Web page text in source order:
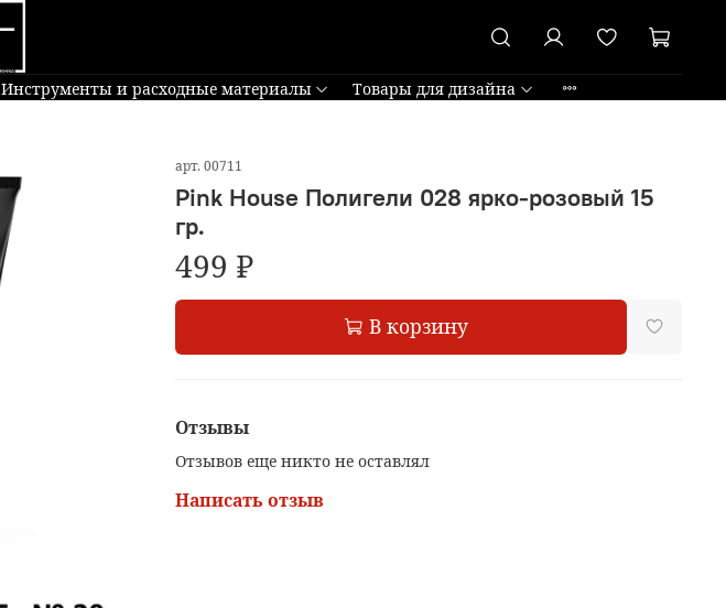
Инструменты и расходные материалы
Товары для дизайна
арт. 00711
Pink House Полигели 028 ярко-розовый 15
гр.
499 ₽
В корзину
Отзывы
Отзывов еще никто не оставлял
Написать отзыв